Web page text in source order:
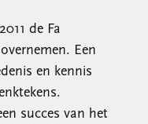
de Fa
Een
en kennis
succes van het